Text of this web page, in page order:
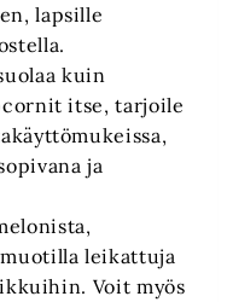
lapsille
kuin
itse, tarjoile
ja
leikattuja
Voit myös